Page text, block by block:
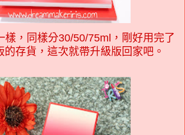
樣，同樣分30/50/75ml，剛好用完了
的存貨，這次就帶升級版回家吧。